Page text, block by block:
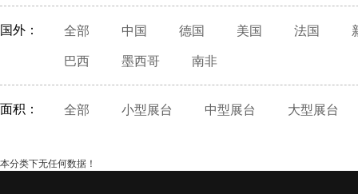
国外： 全部 中国 德国 美国 法国
巴西 墨西哥 南非
面积： 全部 小型展台 中型展台 大型展台
本分类下无任何数据！